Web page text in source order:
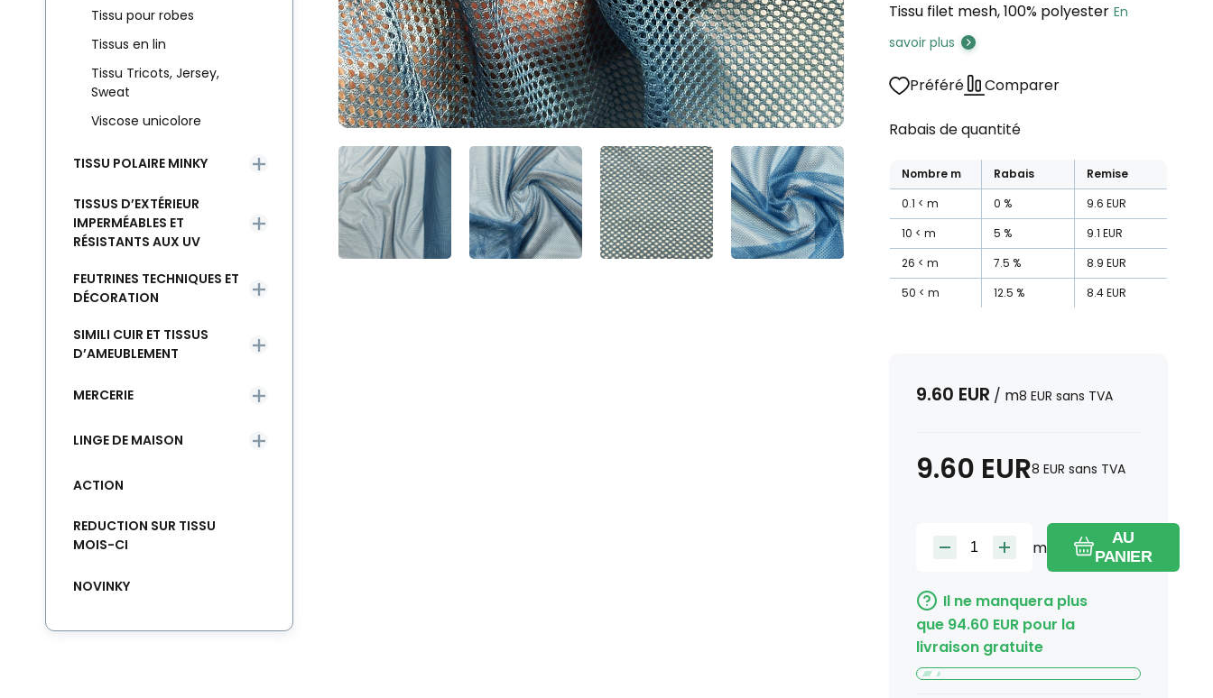
Tissu filet mesh, 100% polyester En
savoir plus
Préféré Comparer
Rabais de quantité
Nombre m Rabais
Remise
0.1
m 0 % 9.6 EUR
10
m 5 % 9.1 EUR
26
m 7.5 % 8.9 EUR
50
m 12.5 % 8.4EUR
9.60 EUR / m8 EUR sans TVA
9.60 EUR8 EUR sans TVA
m
AU
PANIER
Il ne manquera plus
que 94.60 EUR pour la
livraison gratuite
Tissu pour robes
Tissus en lin
Tissu Tricots, Jersey,
Sweat
Viscose unicolore
TISSU POLAIRE MINKY
TISSUS D’EXTÉRIEUR
IMPERMÉABLES ET
RÉSISTANTS AUX UV
FEUTRINES TECHNIQUES ET
DÉCORATION
SIMILI CUIR ET TISSUS
D’AMEUBLEMENT
MERCERIE
LINGE DE MAISON
ACTION
REDUCTION SUR TISSU
MOIS-CI
NOVINKY